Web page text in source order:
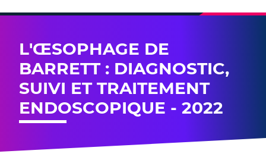
L'ŒSOPHAGE DE
BARRETT : DIAGNOSTIC,
SUIVI ET TRAITEMENT
ENDOSCOPIQUE - 2022